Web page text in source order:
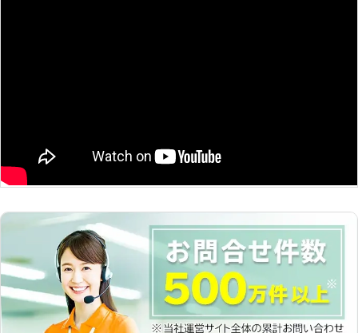
もし、車のバッテリー上がりでお困り
でしたら、弊社までお電話ください。
すぐにお客様の元へ駆け付けて、お助